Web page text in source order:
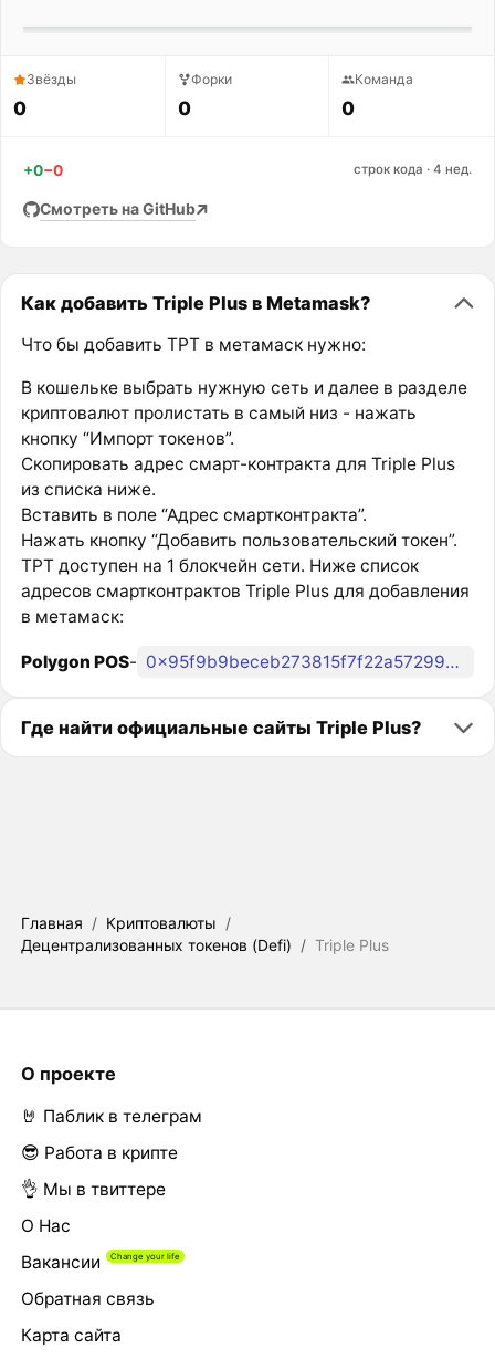
Звёзды
0
Форки
0
Команда
0
+0−0 строк кода · 4 нед.
Смотреть на GitHub
Как добавить Triple Plus в Metamask?
Что бы добавить TPT в метамаск нужно:
В кошельке выбрать нужную сеть и далее в разделе
криптовалют пролистать в самый низ - нажать
кнопку “Импорт токенов”.
Скопировать адрес смарт-контракта для Triple Plus
из списка ниже.
Вставить в поле “Адрес смартконтракта”.
Нажать кнопку “Добавить пользовательский токен”.
TPT доступен на 1 блокчейн сети. Ниже список
адресов смартконтрактов Triple Plus для добавления
в метамаск:
Polygon POS- 0x95f9b9beceb273815f7f22a5729924acf88050a6
Где найти официальные сайты Triple Plus?
Главная / Криптовалюты /
Децентрализованных токенов (Defi) / Triple Plus
О проекте
🤘 Паблик в телеграм
😎 Работа в крипте
👌 Мы в твиттере
О Нас
Вакансии
Обратная связь
Карта сайта